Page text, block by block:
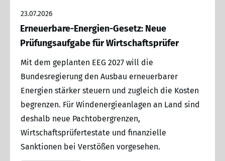
23.07.2026
Erneuerbare-Energien-Gesetz: Neue
Prüfungsaufgabe für Wirtschaftsprüfer
Mit dem geplanten EEG 2027 will die
Bundesregierung den Ausbau erneuerbarer
Energien stärker steuern und zugleich die Kosten
begrenzen. Für Windenergieanlagen an Land sind
deshalb neue Pachtobergrenzen,
Wirtschaftsprüfertestate und finanzielle
Sanktionen bei Verstößen vorgesehen.